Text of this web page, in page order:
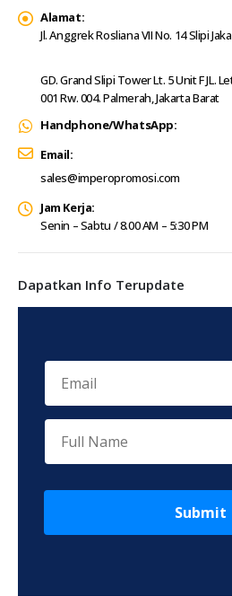
Alamat:
Jl. Anggrek Rosliana VII No. 14 Slipi
GD. Grand Slipi Tower Lt. 5 Unit F JL.
001 Rw. 004. Palmerah, Jakarta Barat
Handphone/WhatsApp:
Email:
sales@imperopromosi.com
Jam Kerja:
Senin – Sabtu / 8.00 AM – 5:30 PM
Dapatkan Info Terupdate
Submit